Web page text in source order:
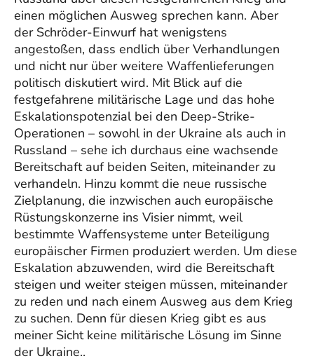
einen möglichen Ausweg sprechen kann. Aber
der Schröder-Einwurf hat wenigstens
angestoßen, dass endlich über Verhandlungen
und nicht nur über weitere Waffenlieferungen
politisch diskutiert wird. Mit Blick auf die
festgefahrene militärische Lage und das hohe
Eskalationspotenzial bei den Deep-Strike-
Operationen – sowohl in der Ukraine als auch in
Russland – sehe ich durchaus eine wachsende
Bereitschaft auf beiden Seiten, miteinander zu
verhandeln. Hinzu kommt die neue russische
Zielplanung, die inzwischen auch europäische
Rüstungskonzerne ins Visier nimmt, weil
bestimmte Waffensysteme unter Beteiligung
europäischer Firmen produziert werden. Um diese
Eskalation abzuwenden, wird die Bereitschaft
steigen und weiter steigen müssen, miteinander
zu reden und nach einem Ausweg aus dem Krieg
zu suchen. Denn für diesen Krieg gibt es aus
meiner Sicht keine militärische Lösung im Sinne
der Ukraine..